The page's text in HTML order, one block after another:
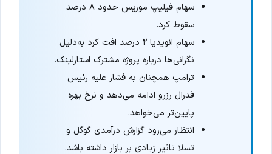
سهام فیلیپ موریس حدود ۸ درصد
سقوط کرد.
سهام انویدیا ۲ درصد افت کرد به‌دلیل
نگرانی‌ها درباره پروژه مشترک استارلینک.
ترامپ همچنان به فشار علیه رئیس
فدرال رزرو ادامه می‌دهد و نرخ بهره
پایین‌تر می‌خواهد.
انتظار می‌رود گزارش درآمدی گوگل و
تسلا تاثیر زیادی بر بازار داشته باشد.